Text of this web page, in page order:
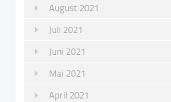
August 2021
Juli 2021
Juni 2021
Mai 2021
April 2021